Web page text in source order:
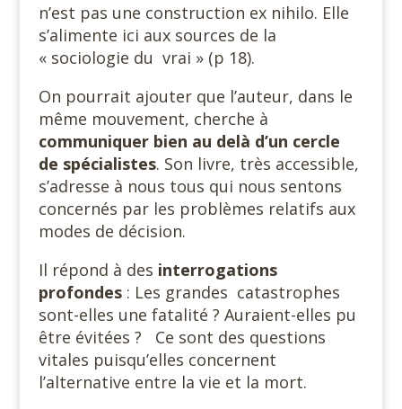
n’est pas une construction ex nihilo. Elle
s’alimente ici aux sources de la
« sociologie du vrai » (p 18).
On pourrait ajouter que l’auteur, dans le
même mouvement, cherche à
communiquer bien au delà d’un cercle
de spécialistes. Son livre, très accessible,
s’adresse à nous tous qui nous sentons
concernés par les problèmes relatifs aux
modes de décision.
Il répond à des interrogations
profondes : Les grandes catastrophes
sont-elles une fatalité ? Auraient-elles pu
être évitées ? Ce sont des questions
vitales puisqu’elles concernent
l’alternative entre la vie et la mort.